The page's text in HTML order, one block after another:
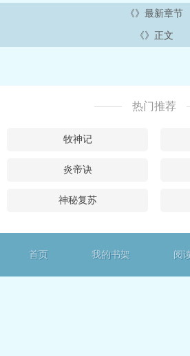
《》最新章节
《》正文
热门推荐
牧神记
炎帝诀
神秘复苏
首页 我的书架 阅